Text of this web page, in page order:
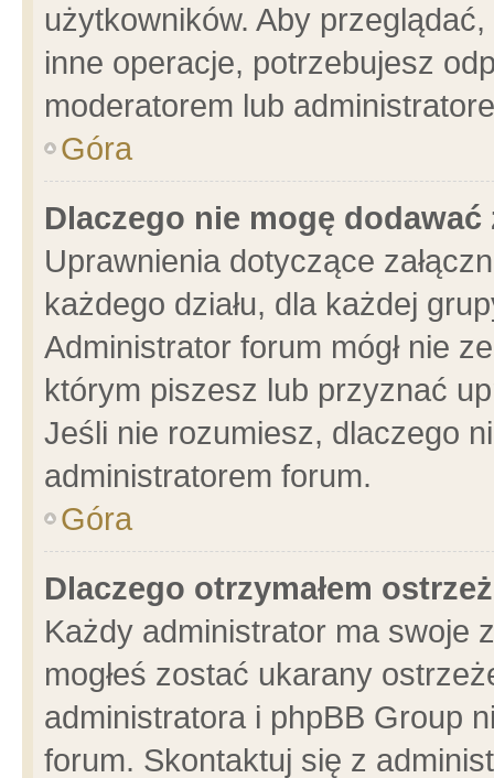
użytkowników. Aby
inne operacje, potrzebujesz
moderatorem lub
Góra
Dlaczego nie mogę dodawać
Uprawnienia dotyczące
każdego działu, dla każdej
Administrator forum mógł nie
którym piszesz lub przyznać
Jeśli nie rozumiesz, dlaczego
administratorem forum.
Góra
Dlaczego otrzymałem
Każdy administrator ma swoje
mogłeś zostać ukarany
administratora i phpBB Group
forum. Skontaktuj się z